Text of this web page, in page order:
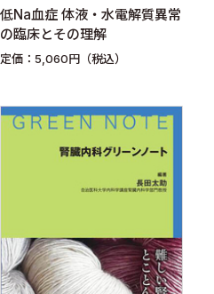
低Na血症 体液・水電解質異常
の臨床とその理解
定価：5,060円（税込）